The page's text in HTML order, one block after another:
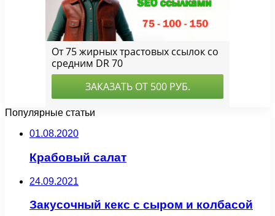
Популярные статьи
01.08.2020
Крабовый салат
24.09.2021
Закусочный кекс с сыром и колбасой